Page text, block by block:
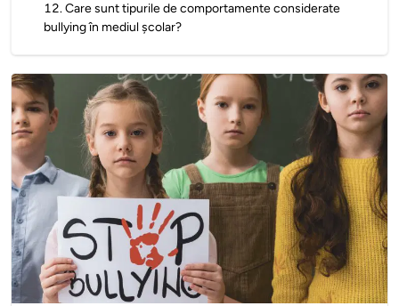
12.Care sunt tipurile de comportamente considerate
bullying în mediul școlar?